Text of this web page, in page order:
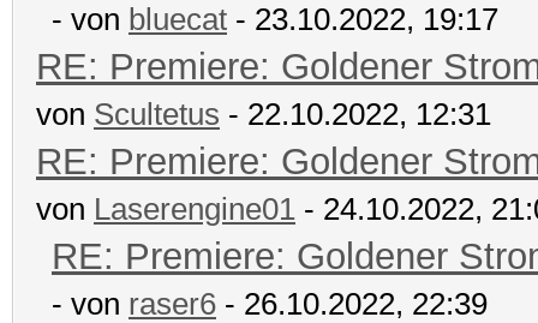
- von bluecat - 23.10.2022, 19:17
RE: Premiere: Goldener
von Scultetus - 22.10.2022, 12:31
RE: Premiere: Goldener
von Laserengine01 - 24.10.2022,
RE: Premiere: Goldener
- von raser6 - 26.10.2022, 22:39